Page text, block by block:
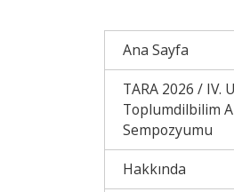
Ana Sayfa
TARA 2026 / IV.
Toplumdilbilim
Sempozyumu
Hakkında